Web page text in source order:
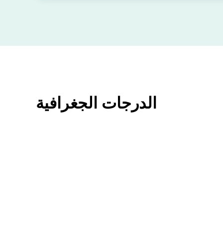
الدرجات الجغرافية